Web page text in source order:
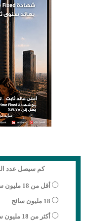
كم سيصل عدد
أقل من 18 مليون سائح
18 مليون سائح
أكثر من 18 مليون سائح